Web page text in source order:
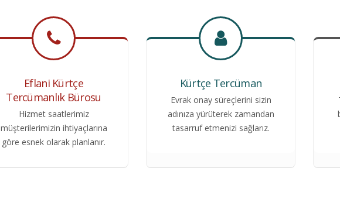
Eflani Kürtçe
Tercümanlık Bürosu
Hizmet saatlerimiz
müşterilerimizin ihtiyaçlarına
göre esnek olarak planlanır.
Kürtçe Tercüman
Evrak onay süreçlerini sizin
adınıza yürüterek zamandan
tasarruf etmenizi sağlarız.